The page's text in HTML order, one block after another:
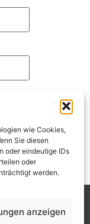
wie Cookies,
Sie diesen
oder eindeutige IDs
oder
werden.
anzeigen